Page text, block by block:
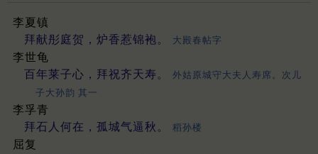
李夏镇
拜献彤庭贺，炉香惹锦袍。
大殿春帖字
李世龟
百年莱子心，拜祝齐天寿。
外姑原城守大夫人寿席。次儿
子大孙韵 其一
李孚青
拜石人何在，孤城气逼秋。
稻孙楼
屈复